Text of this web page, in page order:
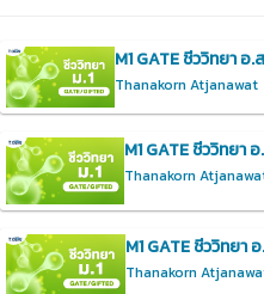
M1 GATE ชีววิทยา อ
Thanakorn Atjanawat
M1 GATE ชีววิทยา
Thanakorn
M1 GATE ชีววิทยา
Thanakorn